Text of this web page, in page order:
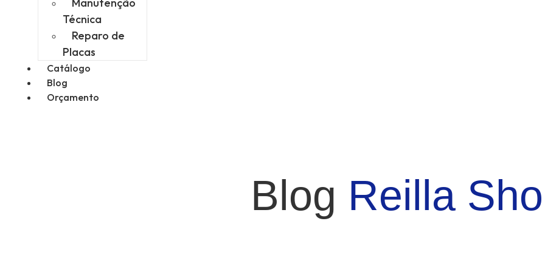
Manutenção
Técnica
Reparo de
Placas
Catálogo
Blog
Orçamento
Blog Reilla